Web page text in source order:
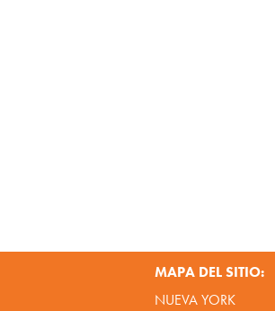
MAPA DEL SITIO:
NUEVA YORK